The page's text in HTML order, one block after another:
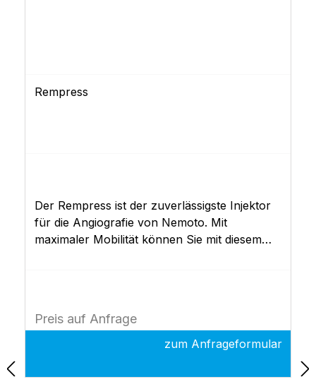
Rempress
Der Rempress ist der zuverlässigste Injektor
für die Angiografie von Nemoto. Mit
maximaler Mobilität können Sie mit diesem
höhenverstellbar. Weiche Gummitasten
sorgen für haptischen Komfort sowie einer
und Restvolumen werden jederzeit überprüft
Preis auf Anfrage
zum Anfrageformular